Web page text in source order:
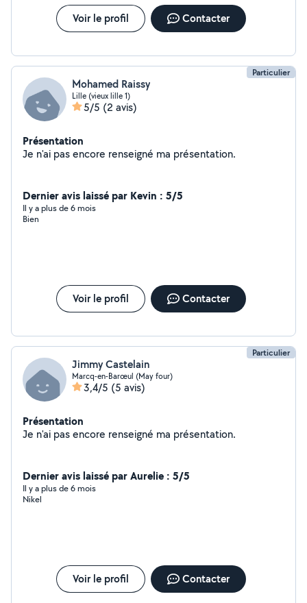
Voir le profil Contacter
Particulier
Mohamed Raissy
Lille (vieux lille 1)
5/5 (2 avis)
Présentation
Je n'ai pas encore renseigné ma présentation.
Dernier avis laissé par Kevin : 5/5
Il y a plus de 6 mois
Bien
Voir le profil Contacter
Particulier
Jimmy Castelain
Marcq-en-Barœul (May four)
3,4/5 (5 avis)
Présentation
Je n'ai pas encore renseigné ma présentation.
Dernier avis laissé par Aurelie : 5/5
Il y a plus de 6 mois
Nikel
Voir le profil Contacter